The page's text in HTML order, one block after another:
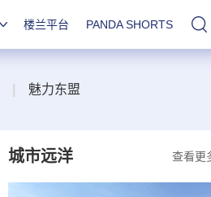
楼兰平台 PANDA SHORTS
魅力东盟
查看更
城市远洋